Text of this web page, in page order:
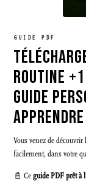
GUIDE PDF
ROUTINE
GUIDE
Vous venez de
facilement, dans votre
📓 Ceguide PDF prêt à